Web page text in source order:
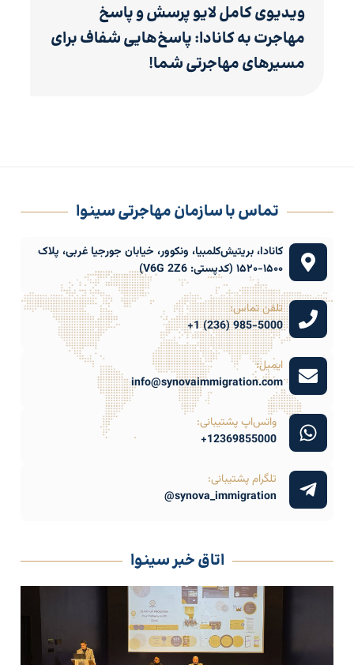
ویدیوی کامل لایو پرسش و پاسخ
مهاجرت به کانادا: پاسخ‌هایی شفاف برای
مسیرهای مهاجرتی شما!
تماس با سازمان مهاجرتی سینوا
کانادا، بریتیش‌کلمبیا، ونکوور، خیابان جورجیا غربی، پلاک
۱۵۰۰-۱۵۲۰ (کدپستی: V6G 2Z6)
تلفن تماس:
985-5000 (236) 1+
ایمیل:
info@synovaimmigration.com
واتس‌اپ پشتیبانی:
12369855000+
تلگرام پشتیبانی:
synova_immigration@
اتاق خبر سینوا